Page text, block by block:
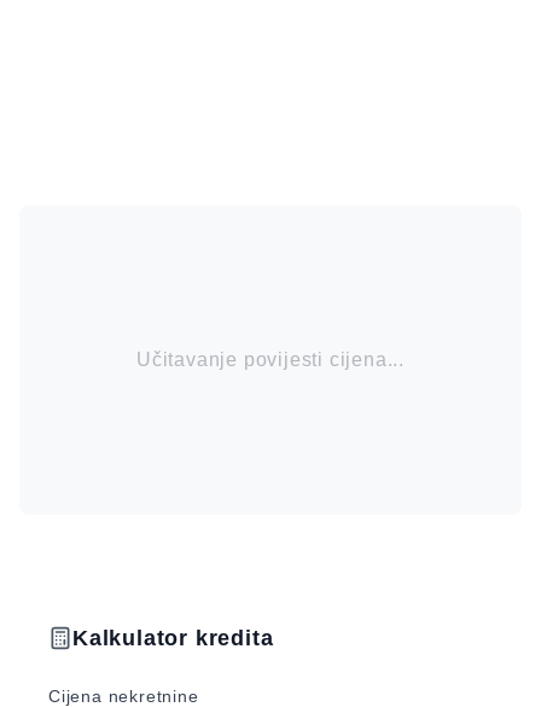
Učitavanje povijesti cijena...
Kalkulator kredita
Cijena nekretnine